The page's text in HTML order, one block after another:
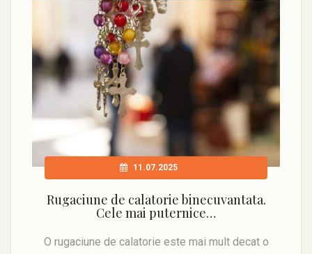
11.07.2025
Rugaciune de calatorie binecuvantata.
Cele mai puternice…
O rugaciune de calatorie este mai mult decat o